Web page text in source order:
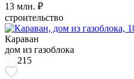
13 млн. ₽
строительство
Караван
дом из газоблока
215